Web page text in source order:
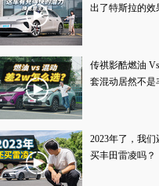
出了特斯拉的效
传祺影酷燃油
套混动居然不是
2023年了，我们
买丰田雷凌吗？